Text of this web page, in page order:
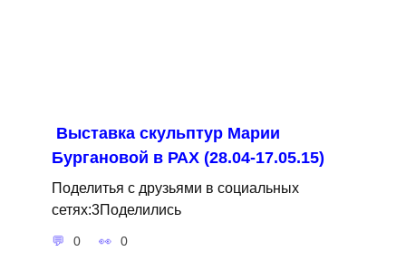
Выставка скульптур Марии
Бургановой в РАХ (28.04-17.05.15)
Поделитья с друзьями в социальных
сетях:3Поделились
0 0